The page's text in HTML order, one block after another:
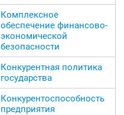
Комплексное
обеспечение финансово-
экономической
безопасности
Конкурентная политика
государства
Конкурентоспособность
предприятия